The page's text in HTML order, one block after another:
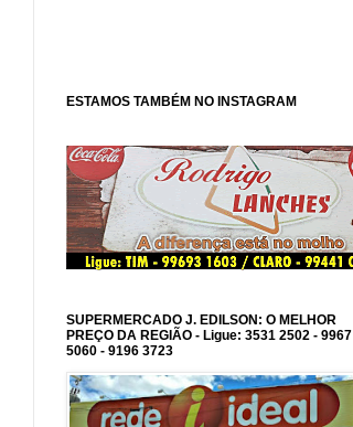
ESTAMOS TAMBÉM NO INSTAGRAM
SUPERMERCADO J. EDILSON: O MELHOR
PREÇO DA REGIÃO - Ligue: 3531 2502 - 9967
5060 - 9196 3723